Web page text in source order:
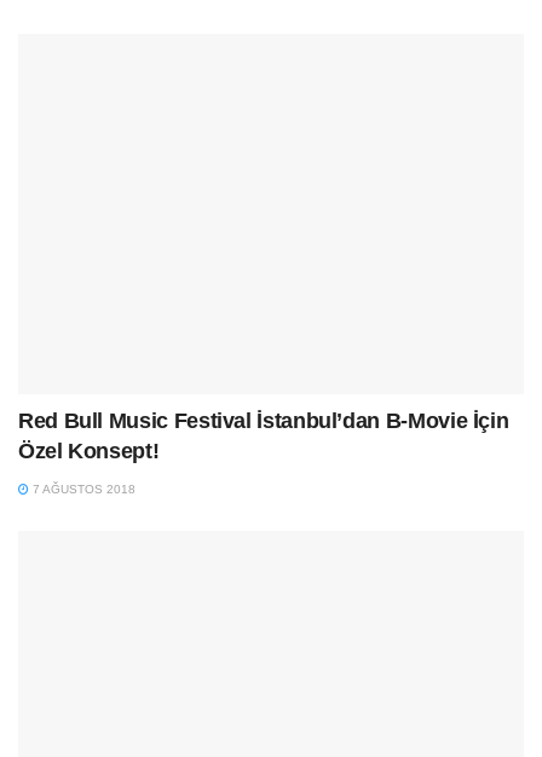
Red Bull Music Festival İstanbul’dan B-Movie İçin
Özel Konsept!
7 AĞUSTOS 2018